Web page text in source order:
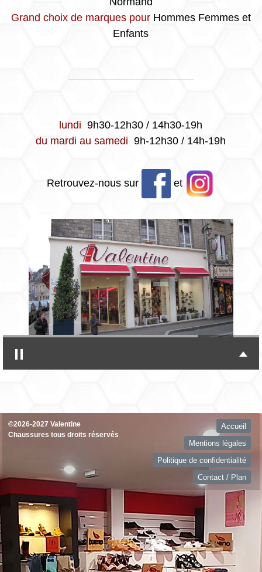
Grand choix de marques pour Hommes Femmes et
Enfants
lundi 9h30-12h30 / 14h30-19h
du mardi au samedi 9h-12h30 / 14h-19h
Retrouvez-nous sur et
©2026-2027 Valentine
Chaussures tous droits réservés
Accueil
Mentions légales
Politique de confidentialité
Contact / Plan